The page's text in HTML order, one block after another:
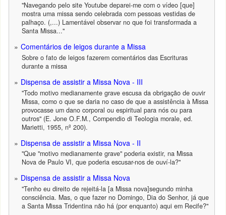
"Navegando pelo site Youtube deparei-me com o vídeo [que]
mostra uma missa sendo celebrada com pessoas vestidas de
palhaço. (,...) Lamentável observar no que foi transformada a
Santa Missa..."
Comentários de leigos durante a Missa
Sobre o fato de leigos fazerem comentários das Escrituras
durante a missa
Dispensa de assistir a Missa Nova - III
"Todo motivo medianamente grave escusa da obrigação de ouvir
Missa, como o que se daria no caso de que a assistência à Missa
provocasse um dano corporal ou espiritual para nós ou para
outros" (E. Jone O.F.M., Compendio di Teologia morale, ed.
Marietti, 1955, nº 200).
Dispensa de assistir a Missa Nova - II
"Que "motivo medianamente grave" poderia existir, na Missa
Nova de Paulo VI, que poderia escusar-nos de ouví-la?"
Dispensa de assistir a Missa Nova
"Tenho eu direito de rejeitá-la [a Missa nova]segundo minha
consciência. Mas, o que fazer no Domingo, Dia do Senhor, já que
a Santa Missa Tridentina não há (por enquanto) aqui em Recife?"